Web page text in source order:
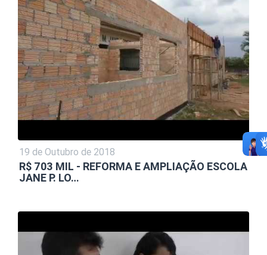
19 de Outubro de 2018
R$ 703 MIL - REFORMA E AMPLIAÇÃO ESCOLA
JANE P. LO…